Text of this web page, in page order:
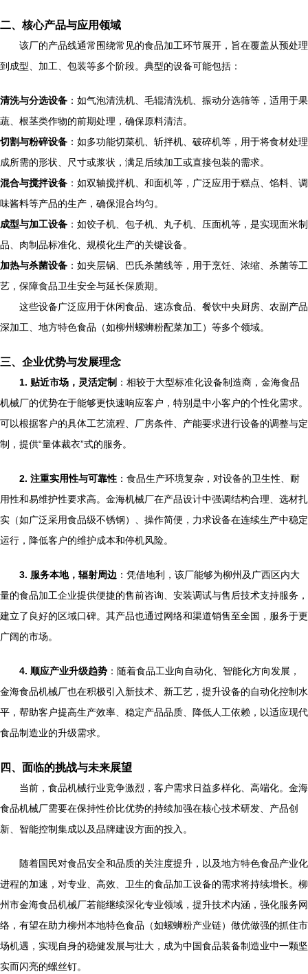
二、核心产品与应用领域
该厂的产品线通常围绕常见的食品加工环节展开，旨在覆盖从预处理
到成型、加工、包装等多个阶段。典型的设备可能包括：
清洗与分选设备 ：如气泡清洗机、毛辊清洗机、振动分选筛等，适用于果
蔬、根茎类作物的前期处理，确保原料清洁。
切割与粉碎设备 ：如多功能切菜机、斩拌机、破碎机等，用于将食材处理
成所需的形状、尺寸或浆状，满足后续加工或直接包装的需求。
混合与搅拌设备 ：如双轴搅拌机、和面机等，广泛应用于糕点、馅料、调
味酱料等产品的生产，确保混合均匀。
成型与加工设备 ：如饺子机、包子机、丸子机、压面机等，是实现面米制
品、肉制品标准化、规模化生产的关键设备。
加热与杀菌设备 ：如夹层锅、巴氏杀菌线等，用于烹饪、浓缩、杀菌等工
艺，保障食品卫生安全与延长保质期。
这些设备广泛应用于休闲食品、速冻食品、餐饮中央厨房、农副产品
深加工、地方特色食品（如柳州螺蛳粉配菜加工）等多个领域。
三、企业优势与发展理念
1. 贴近市场，灵活定制 ：相较于大型标准化设备制造商，金海食品
机械厂的优势在于能够更快速响应客户，特别是中小客户的个性化需求。
可以根据客户的具体工艺流程、厂房条件、产能要求进行设备的调整与定
制，提供“量体裁衣”式的服务。
2. 注重实用性与可靠性 ：食品生产环境复杂，对设备的卫生性、耐
用性和易维护性要求高。金海机械厂在产品设计中强调结构合理、选材扎
实（如广泛采用食品级不锈钢）、操作简便，力求设备在连续生产中稳定
运行，降低客户的维护成本和停机风险。
3. 服务本地，辐射周边 ：凭借地利，该厂能够为柳州及广西区内大
量的食品加工企业提供便捷的售前咨询、安装调试与售后技术支持服务，
建立了良好的区域口碑。其产品也通过网络和渠道销售至全国，服务于更
广阔的市场。
4. 顺应产业升级趋势 ：随着食品工业向自动化、智能化方向发展，
金海食品机械厂也在积极引入新技术、新工艺，提升设备的自动化控制水
平，帮助客户提高生产效率、稳定产品品质、降低人工依赖，以适应现代
食品制造业的升级需求。
四、面临的挑战与未来展望
当前，食品机械行业竞争激烈，客户需求日益多样化、高端化。金海
食品机械厂需要在保持性价比优势的持续加强在核心技术研发、产品创
新、智能控制集成以及品牌建设方面的投入。
随着国民对食品安全和品质的关注度提升，以及地方特色食品产业化
进程的加速，对专业、高效、卫生的食品加工设备的需求将持续增长。柳
州市金海食品机械厂若能继续深化专业领域，提升技术内涵，强化服务网
络，有望在助力柳州本地特色食品（如螺蛳粉产业链）做优做强的抓住市
场机遇，实现自身的稳健发展与壮大，成为中国食品装备制造业中一颗坚
实而闪亮的螺丝钉。